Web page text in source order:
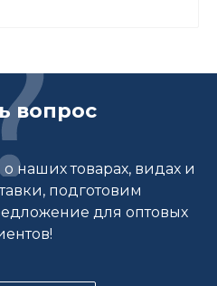
вопрос
наших товарах, видах и
подготовим
для оптовых